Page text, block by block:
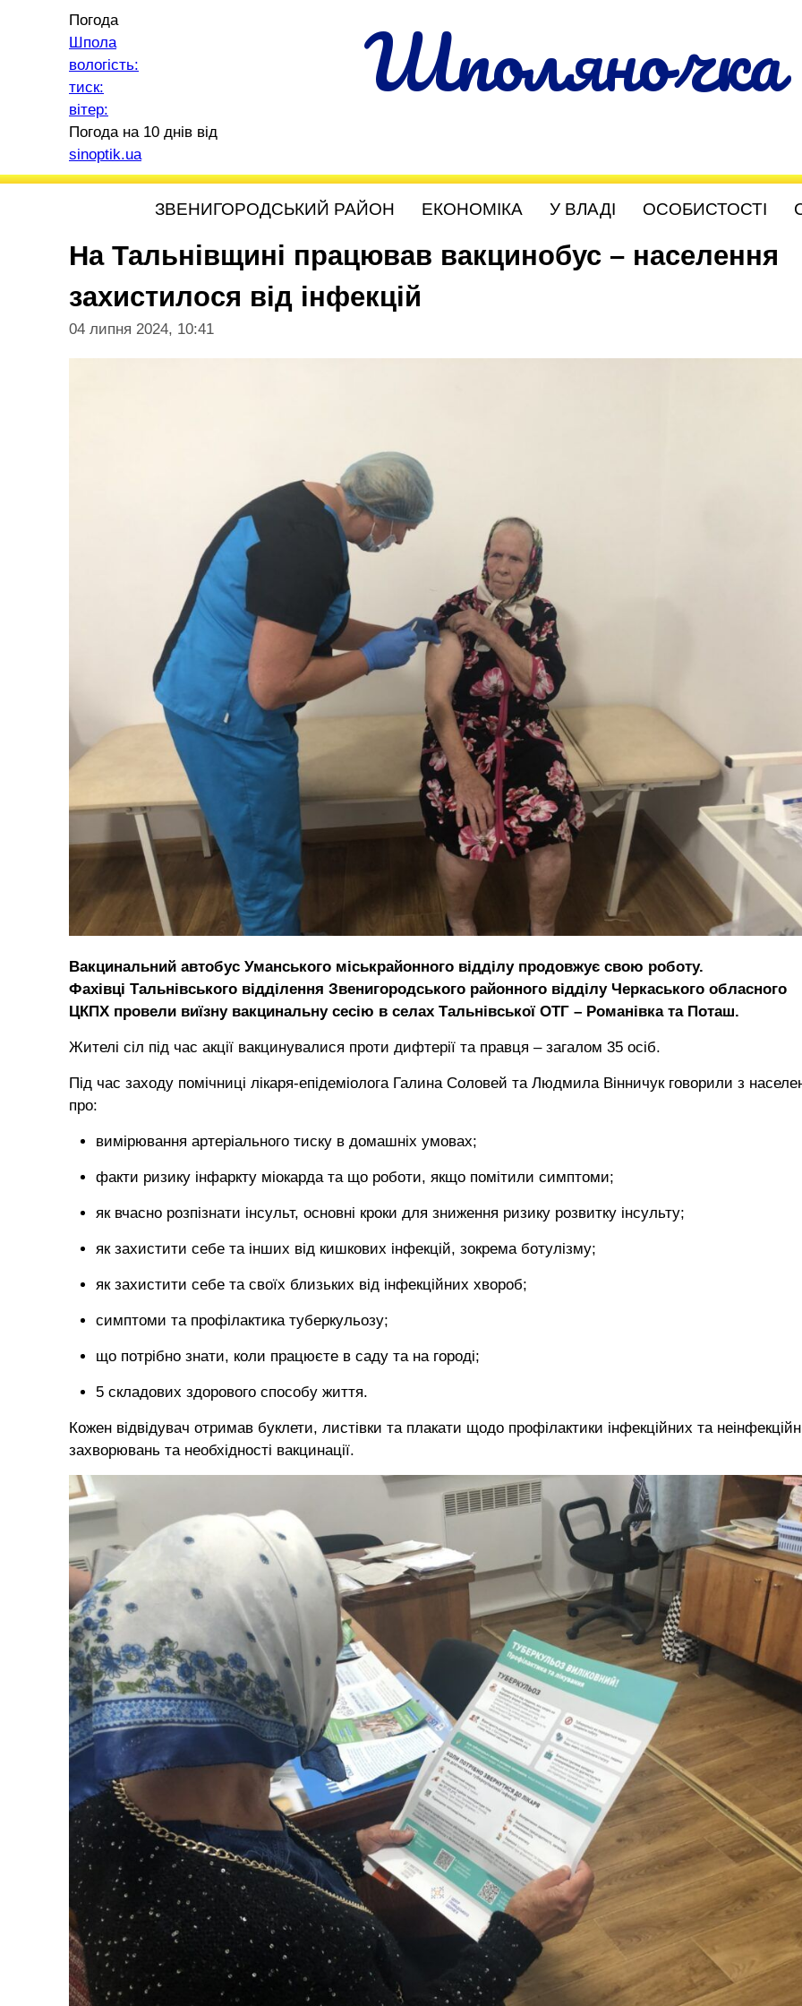
Шполяночка
Погода
Шпола
вологість:
тиск:
вітер:
Погода на 10 днів від
sinoptik.ua
ЗВЕНИГОРОДСЬКИЙ РАЙОН ЕКОНОМІКА У ВЛАДІ ОСОБИСТОСТІ
На Тальнівщині працював вакцинобус – населення
захистилося від інфекцій
04 липня 2024, 10:41
Вакцинальний автобус Уманського міськрайонного відділу продовжує свою роботу.
Фахівці Тальнівського відділення Звенигородського районного відділу Черкаського обласного
ЦКПХ провели виїзну вакцинальну сесію в селах Тальнівської ОТГ – Романівка та Поташ.
Жителі сіл під час акції вакцинувалися проти дифтерії та правця – загалом 35 осіб.
Під час заходу помічниці лікаря-епідеміолога Галина Соловей та Людмила Вінничук говорили з
про:
вимірювання артеріального тиску в домашніх умовах;
факти ризику інфаркту міокарда та що роботи, якщо помітили симптоми;
як вчасно розпізнати інсульт, основні кроки для зниження ризику розвитку інсульту;
як захистити себе та інших від кишкових інфекцій, зокрема ботулізму;
як захистити себе та своїх близьких від інфекційних хвороб;
симптоми та профілактика туберкульозу;
що потрібно знати, коли працюєте в саду та на городі;
5 складових здорового способу життя.
Кожен відвідувач отримав буклети, листівки та плакати щодо профілактики інфекційних та
захворювань та необхідності вакцинації.